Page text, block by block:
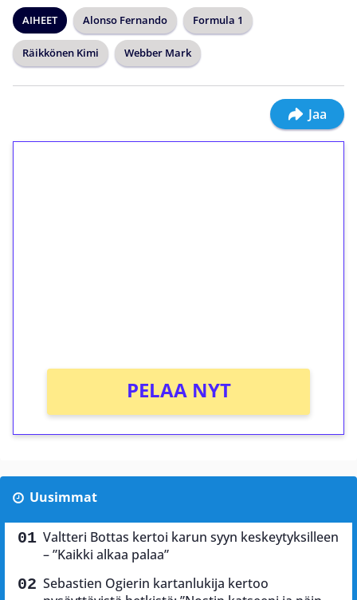
AIHEET Alonso Fernando Formula 1
Räikkönen Kimi Webber Mark
Jaa
PELAA NYT
Uusimmat
Valtteri Bottas kertoi karun syyn keskeytyksilleen
– ”Kaikki alkaa palaa”
Sebastien Ogierin kartanlukija kertoo